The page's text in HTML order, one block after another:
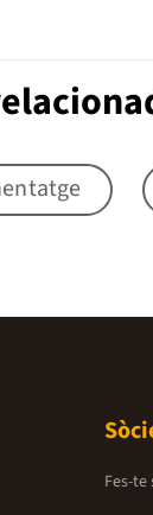
Fes-te